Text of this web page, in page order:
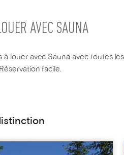
AVEC SAUNA
à louer avec Sauna avec toutes
facile.